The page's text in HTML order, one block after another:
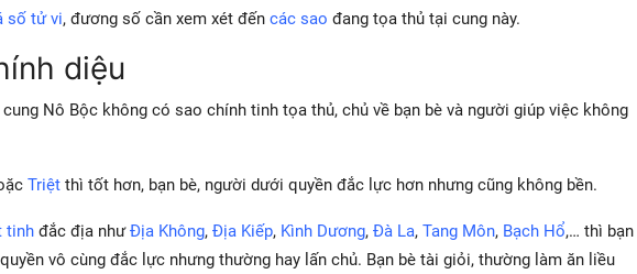
số tử vi, đương số cần xem xét đến các sao đang tọa thủ tại cung này.
diệu
cung Nô Bộc không có sao chính tinh tọa thủ, chủ về bạn bè và người giúp việc không
Triệt thì tốt hơn, bạn bè, người dưới quyền đắc lực hơn nhưng cũng không bền.
tinh đắc địa nhưĐịa Không, Địa Kiếp, Kình Dương, Đà La, Tang Môn, Bạch Hổ,… thì bạn
vô cùng đắc lực nhưng thường hay lấn chủ. Bạn bè tài giỏi, thường làm ăn liều